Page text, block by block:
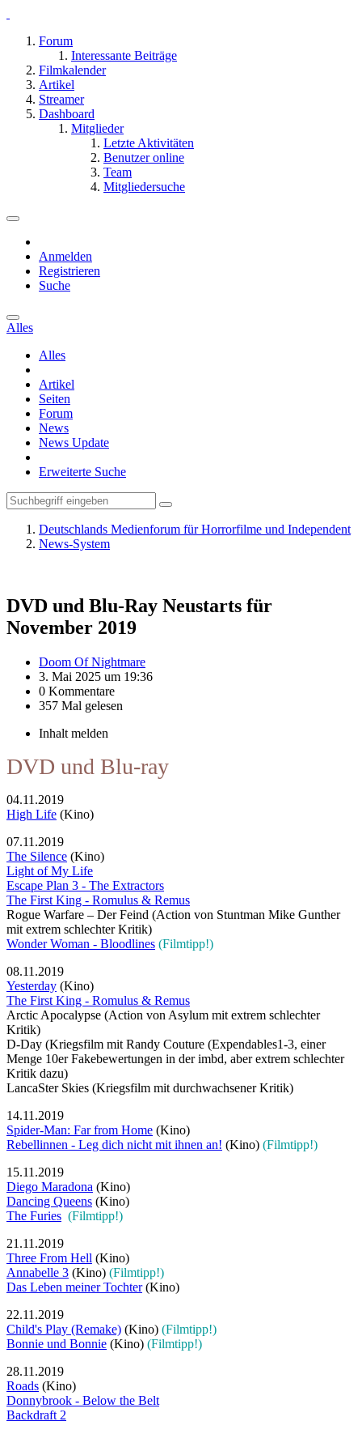
Forum
Interessante Beiträge
Filmkalender
Artikel
Streamer
Dashboard
Mitglieder
Letzte Aktivitäten
Benutzer online
Team
Mitgliedersuche
Anmelden
Registrieren
Suche
Alles
Alles
Artikel
Seiten
Forum
News
News Update
Erweiterte Suche
Deutschlands Medienforum für Horrorfilme und Independent
News-System
DVD und Blu-Ray Neustarts für
November 2019
Doom Of Nightmare
3. Mai 2025 um 19:36
0 Kommentare
357 Mal gelesen
Inhalt melden
DVD und Blu-ray
04.11.2019
High Life (Kino)
07.11.2019
The Silence (Kino)
Light of My Life
Escape Plan 3 - The Extractors
The First King - Romulus & Remus
Rogue Warfare – Der Feind (Action von Stuntman Mike Gunther
mit extrem schlechter Kritik)
Wonder Woman - Bloodlines (Filmtipp!)
08.11.2019
Yesterday (Kino)
The First King - Romulus & Remus
Arctic Apocalypse (Action von Asylum mit extrem schlechter
Kritik)
D-Day (Kriegsfilm mit Randy Couture (Expendables1-3, einer
Menge 10er Fakebewertungen in der imbd, aber extrem schlechter
Kritik dazu)
LancaSter Skies (Kriegsfilm mit durchwachsener Kritik)
14.11.2019
Spider-Man: Far from Home (Kino)
Rebellinnen - Leg dich nicht mit ihnen an! (Kino) (Filmtipp!)
15.11.2019
Diego Maradona (Kino)
Dancing Queens (Kino)
The Furies (Filmtipp!)
21.11.2019
Three From Hell (Kino)
Annabelle 3 (Kino) (Filmtipp!)
Das Leben meiner Tochter(Kino)
22.11.2019
Child's Play (Remake) (Kino) (Filmtipp!)
Bonnie und Bonnie (Kino) (Filmtipp!)
28.11.2019
Roads (Kino)
Donnybrook - Below the Belt
Backdraft 2